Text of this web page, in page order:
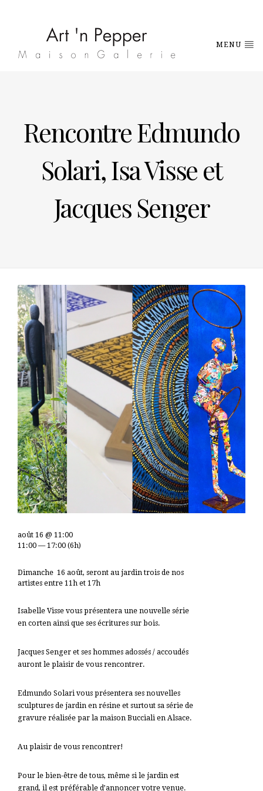
MENU
Rencontre Edmundo
Solari, Isa Visse et
Jacques Senger
Dimanche 16 août, seront au jardin trois de nos
artistes entre 11h et 17h
Isabelle Visse vous présentera une nouvelle série
en corten ainsi que ses écritures sur bois.
Jacques Senger et ses hommes adossés / accoudés
auront le plaisir de vous rencontrer.
Edmundo Solari vous présentera ses nouvelles
sculptures de jardin en résine et surtout sa série de
gravure réalisée par la maison Bucciali en Alsace.
Au plaisir de vous rencontrer!
Pour le bien-être de tous, même si le jardin est
grand, il est préférable d’annoncer votre venue.
août 16 @ 11:00
11:00 — 17:00 (6h)